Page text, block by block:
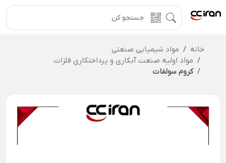
خانه
مواد شیمیایی صنعتی
مواد اولیه صنعت آبکاری و پرداختکاری فلزات
کروم سولفات